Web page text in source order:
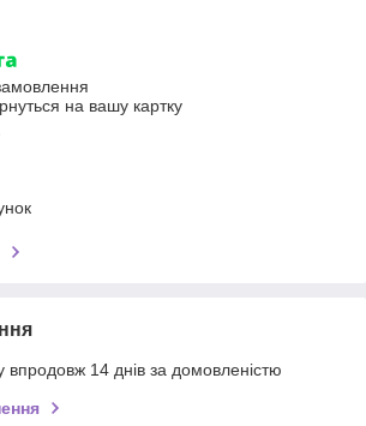
на вашу картку
впродовж 14 днів за домовленістю